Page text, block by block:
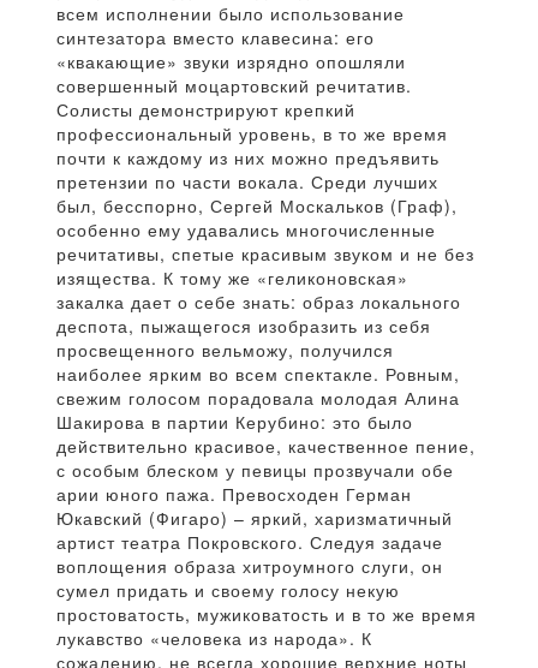
всем исполнении было использование
синтезатора вместо клавесина: его
«квакающие» звуки изрядно опошляли
совершенный моцартовский речитатив.
Солисты демонстрируют крепкий
профессиональный уровень, в то же время
почти к каждому из них можно предъявить
претензии по части вокала. Среди лучших
был, бесспорно, Сергей Москальков (Граф),
особенно ему удавались многочисленные
речитативы, спетые красивым звуком и не без
изящества. К тому же «геликоновская»
закалка дает о себе знать: образ локального
деспота, пыжащегося изобразить из себя
просвещенного вельможу, получился
наиболее ярким во всем спектакле. Ровным,
свежим голосом порадовала молодая Алина
Шакирова в партии Керубино: это было
действительно красивое, качественное пение,
с особым блеском у певицы прозвучали обе
арии юного пажа. Превосходен Герман
Юкавский (Фигаро) – яркий, харизматичный
артист театра Покровского. Следуя задаче
воплощения образа хитроумного слуги, он
сумел придать и своему голосу некую
простоватость, мужиковатость и в то же время
лукавство «человека из народа». К
сожалению, не всегда хорошие верхние ноты